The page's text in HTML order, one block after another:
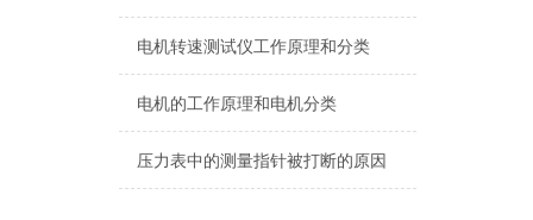
电机转速测试仪工作原理和分类
电机的工作原理和电机分类
压力表中的测量指针被打断的原因